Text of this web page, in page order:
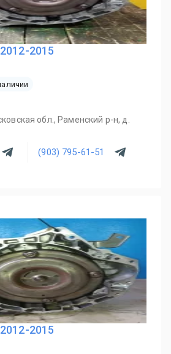
2015
обл., Раменский р-н, д.
(903) 795-61-51
2015